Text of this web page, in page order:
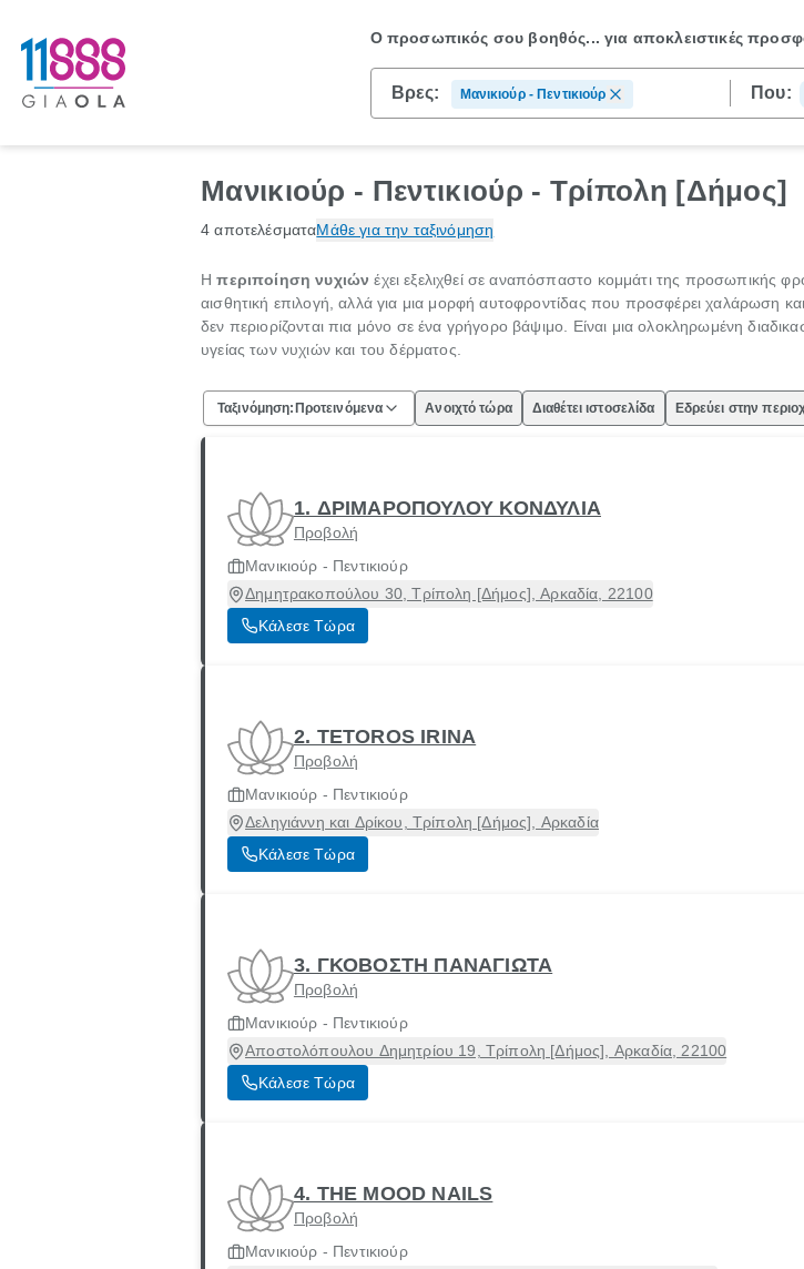
Ο προσωπικός σου βοηθός...για αποκλειστικές
Βρες: Μανικιούρ - Πεντικιούρ Που:
Μανικιούρ - Πεντικιούρ - Τρίπολη [Δήμος]
4 αποτελέσματαΜάθε για την ταξινόμηση
Ηπεριποίηση νυχιών έχει εξελιχθεί σε αναπόσπαστο κομμάτι της προσωπικής
αισθητική επιλογή, αλλά για μια μορφή αυτοφροντίδας που προσφέρει χαλάρωση
δεν περιορίζονται πια μόνο σε ένα γρήγορο βάψιμο. Είναι μια ολοκληρωμένη
υγείας των νυχιών και του δέρματος.
Ταξινόμηση: Προτεινόμενα Ανοιχτό τώρα Διαθέτει ιστοσελίδα Εδρεύει στην
1. ΔΡΙΜΑΡΟΠΟΥΛΟΥ ΚΟΝΔΥΛΙΑ
Προβολή
Μανικιούρ - Πεντικιούρ
Δημητρακοπούλου 30, Τρίπολη [Δήμος], Αρκαδία, 22100
Κάλεσε Τώρα
2. TETOROS IRINA
Προβολή
Μανικιούρ - Πεντικιούρ
Δεληγιάννη και Δρίκου, Τρίπολη [Δήμος], Αρκαδία
Κάλεσε Τώρα
3. ΓΚΟΒΟΣΤΗ ΠΑΝΑΓΙΩΤΑ
Προβολή
Μανικιούρ - Πεντικιούρ
Αποστολόπουλου Δημητρίου 19, Τρίπολη [Δήμος], Αρκαδία, 22100
Κάλεσε Τώρα
4. THE MOOD NAILS
Προβολή
Μανικιούρ - Πεντικιούρ